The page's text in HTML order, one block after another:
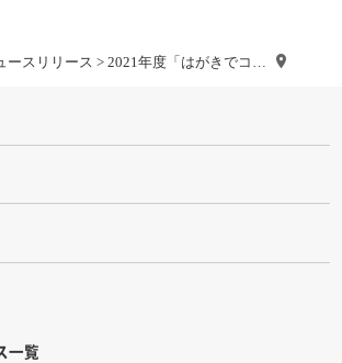
ースリリース > 2021年度「はがきでコ…
一覧